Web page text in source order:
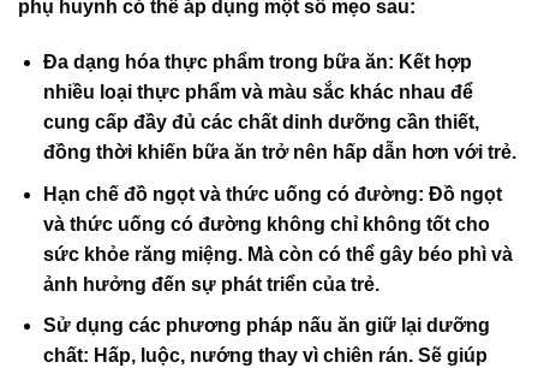
phụ huynh có thể áp dụng một số mẹo sau:
Đa dạng hóa thực phẩm trong bữa ăn: Kết hợp
nhiều loại thực phẩm và màu sắc khác nhau để
cung cấp đầy đủ các chất dinh dưỡng cần thiết,
đồng thời khiến bữa ăn trở nên hấp dẫn hơn với trẻ.
Hạn chế đồ ngọt và thức uống có đường: Đồ ngọt
và thức uống có đường không chỉ không tốt cho
sức khỏe răng miệng. Mà còn có thể gây béo phì và
ảnh hưởng đến sự phát triển của trẻ.
Sử dụng các phương pháp nấu ăn giữ lại dưỡng
chất: Hấp, luộc, nướng thay vì chiên rán. Sẽ giúp